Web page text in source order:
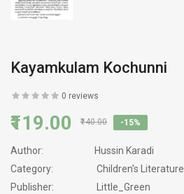
Kayamkulam Kochunni
0 reviews
₹119.00 ₹140.00 -15%
Author:
Hussin Karadi
Category:
Children's Literature
Publisher:
Little_Green